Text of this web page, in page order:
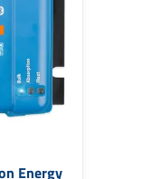
Energy